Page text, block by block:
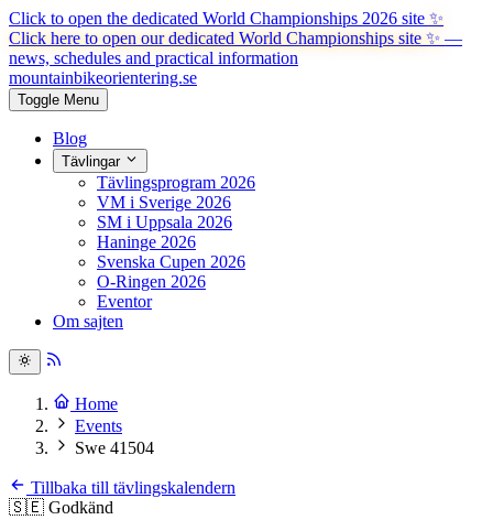
Click to open the dedicated World Championships 2026 site ✨
Click here to open our dedicated World Championships site ✨ —
news, schedules and practical information
mountainbikeorientering.se
Toggle Menu
Blog
Tävlingar
Tävlingsprogram 2026
VM i Sverige 2026
SM i Uppsala 2026
Haninge 2026
Svenska Cupen 2026
O-Ringen 2026
Eventor
Om sajten
Home
Events
Swe 41504
Tillbaka till tävlingskalendern
🇸🇪 Godkänd